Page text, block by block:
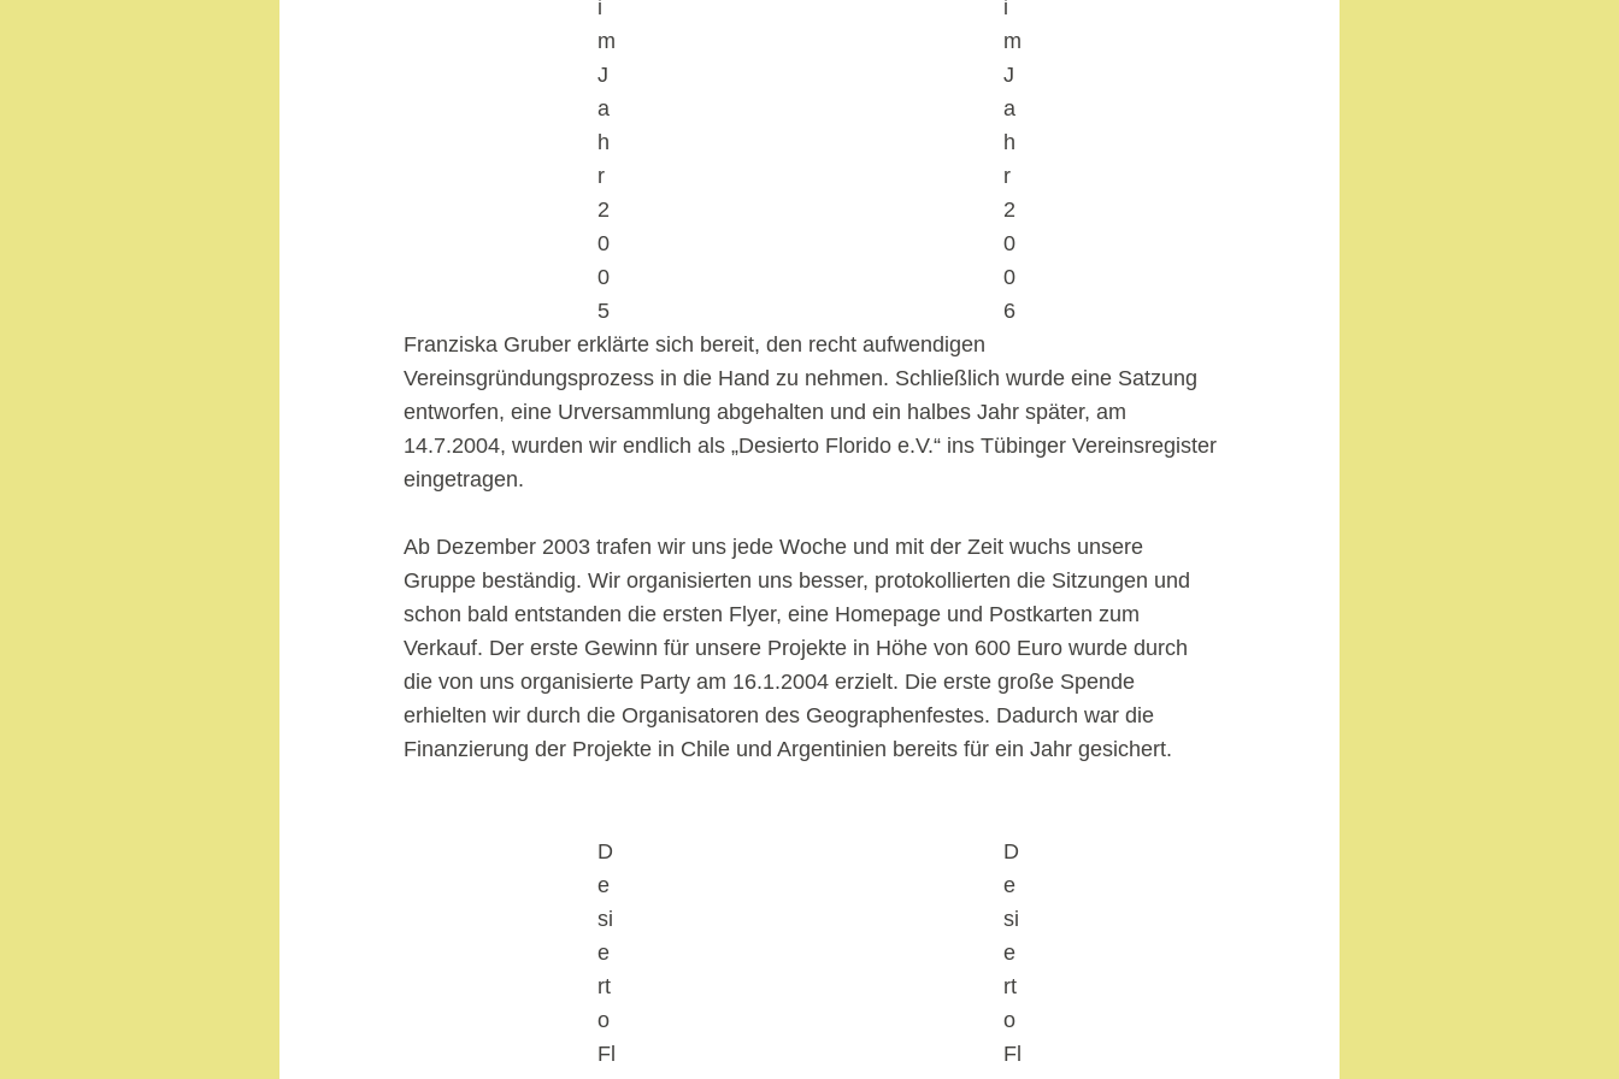
i
m
J
a
h
r
2
0
0
5
i
m
J
a
h
r
2
0
0
6
Franziska Gruber erklärte sich bereit, den recht aufwendigen
Vereinsgründungsprozess in die Hand zu nehmen. Schließlich wurde eine Satzung
entworfen, eine Urversammlung abgehalten und ein halbes Jahr später, am
14.7.2004, wurden wir endlich als „Desierto Florido e.V.“ ins Tübinger Vereinsregister
eingetragen.
Ab Dezember 2003 trafen wir uns jede Woche und mit der Zeit wuchs unsere
Gruppe beständig. Wir organisierten uns besser, protokollierten die Sitzungen und
schon bald entstanden die ersten Flyer, eine Homepage und Postkarten zum
Verkauf. Der erste Gewinn für unsere Projekte in Höhe von 600 Euro wurde durch
die von uns organisierte Party am 16.1.2004 erzielt. Die erste große Spende
erhielten wir durch die Organisatoren des Geographenfestes. Dadurch war die
Finanzierung der Projekte in Chile und Argentinien bereits für ein Jahr gesichert.
D
e
si
e
rt
o
Fl
D
e
si
e
rt
o
Fl